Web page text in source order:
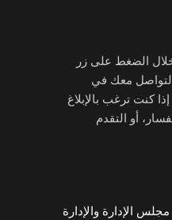
خلال الضغط على زر
معك في
كنت ترغب بالإبلاغ
أو التقدم
مجلس الإدارة والإدارة